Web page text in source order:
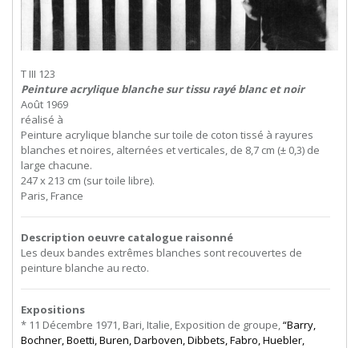
T III 123
Peinture acrylique blanche sur tissu rayé blanc et noir
Août 1969
réalisé à
Peinture acrylique blanche sur toile de coton tissé à rayures
blanches et noires, alternées et verticales, de 8,7 cm (± 0,3) de
large chacune.
247 x 213 cm (sur toile libre).
Paris, France
Description oeuvre catalogue raisonné
Les deux bandes extrêmes blanches sont recouvertes de
peinture blanche au recto.
Expositions
* 11 Décembre 1971, Bari, Italie, Exposition de groupe,“Barry,
Bochner, Boetti, Buren, Darboven, Dibbets, Fabro, Huebler,